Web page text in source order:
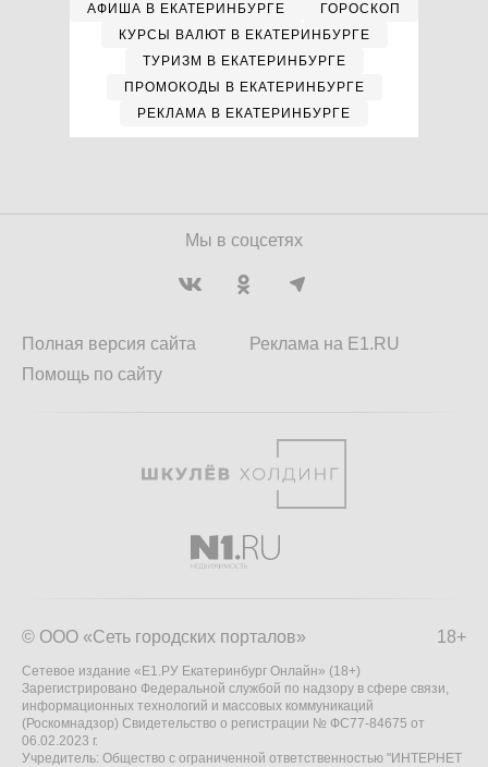
АФИША В ЕКАТЕРИНБУРГЕ
ГОРОСКОП
КУРСЫ ВАЛЮТ В ЕКАТЕРИНБУРГЕ
ТУРИЗМ В ЕКАТЕРИНБУРГЕ
ПРОМОКОДЫ В ЕКАТЕРИНБУРГЕ
РЕКЛАМА В ЕКАТЕРИНБУРГЕ
Мы в соцсетях
Полная версия сайта
Помощь по сайту
Реклама на E1.RU
18+
© ООО «Сеть городских порталов»
Сетевое издание «Е1.РУ Екатеринбург Онлайн» (18+)
Зарегистрировано Федеральной службой по надзору в сфере связи,
информационных технологий и массовых коммуникаций
(Роскомнадзор) Свидетельство о регистрации № ФС77-84675 от
06.02.2023 г.
Учредитель: Общество с ограниченной ответственностью "ИНТЕРНЕТ